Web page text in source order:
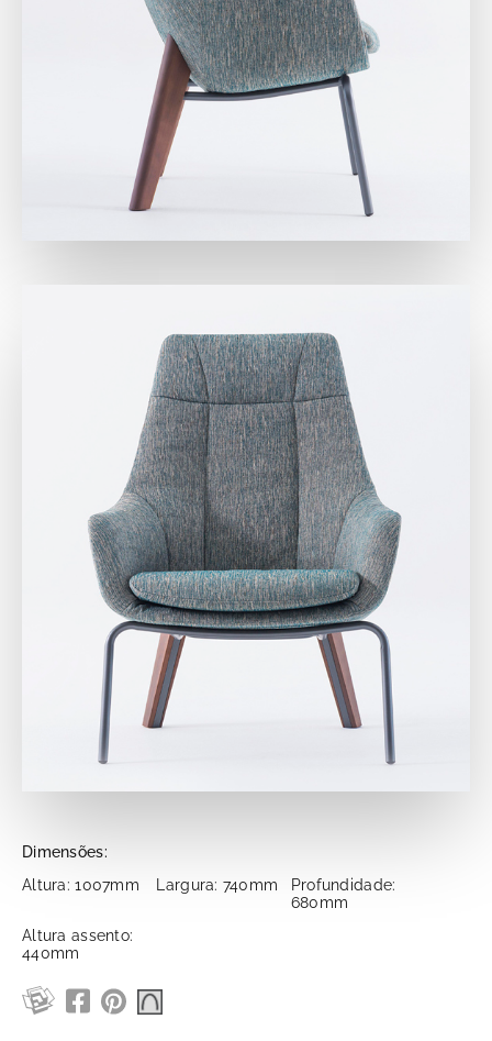
Dimensões:
Altura: 1007mm
Largura: 740mm
Profundidade:
680mm
Altura assento:
440mm